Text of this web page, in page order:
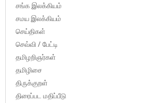
சங்க இலக்கியம்
சமய இலக்கியம்
செய்திகள்
செவ்வி / பேட்டி
தமிழறிஞர்கள்
தமிழிசை
திருக்குறள்
திரைப்பட மதிப்பீடு